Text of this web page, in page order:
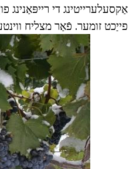
אַקסעלערייטינג די רייפּאַנינג